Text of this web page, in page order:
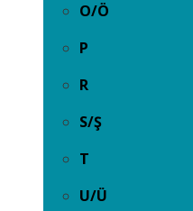
O/Ö
P
R
S/Ş
T
U/Ü